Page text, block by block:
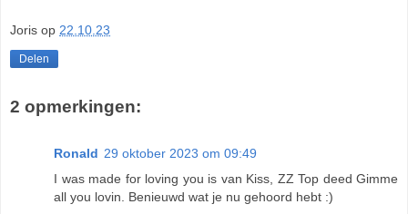
Joris op 22.10.23
Delen
2 opmerkingen:
Ronald 29 oktober 2023 om 09:49
I was made for loving you is van Kiss, ZZ Top deed Gimme
all you lovin. Benieuwd wat je nu gehoord hebt :)